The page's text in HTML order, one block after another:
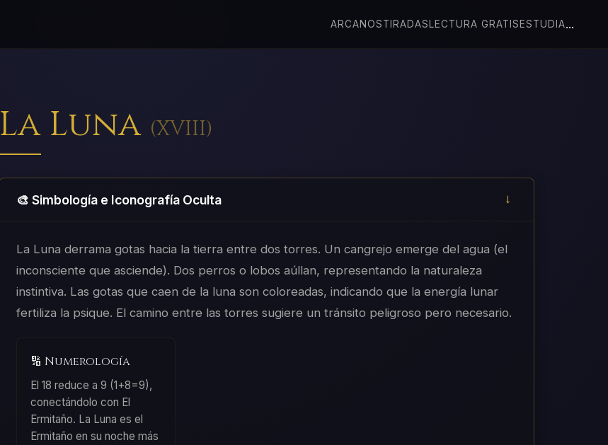
ARCANOSTIRADAS LECTURA GRATIS ESTUDIA...
La Luna (XVIII)
🎨 Simbología e Iconografía Oculta
La Luna derrama gotas hacia la tierra entre dos torres. Un cangrejo emerge del agua (el
inconsciente que asciende). Dos perros o lobos aúllan, representando la naturaleza
instintiva. Las gotas que caen de la luna son coloreadas, indicando que la energía lunar
fertiliza la psique. El camino entre las torres sugiere un tránsito peligroso pero necesario.
🔢 Numerología
El 18 reduce a 9 (1+8=9),
conectándolo con El
Ermitaño. La Luna es el
Ermitaño en su noche más